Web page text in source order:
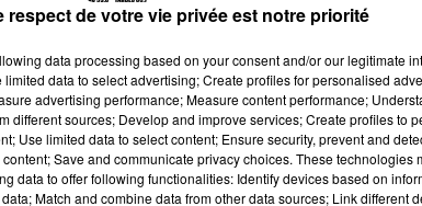
SUR RADIO INSIDE
respect de votre vie privée est notre priorité
data processing based on your consent and/or our legitimate
data to select advertising; Create profiles for personalised
advertising performance; Measure content performance;
different sources; Develop and improve services; Create profiles to
Use limited data to select content; Ensure security, prevent and
Save and communicate privacy choices. These technologies
data to offer following functionalities: Identify devices based on
Match and combine data from other data sources; Link different